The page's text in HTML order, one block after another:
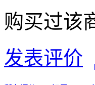
购买过该
发表评价